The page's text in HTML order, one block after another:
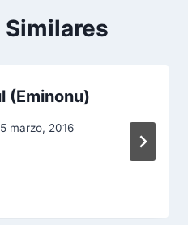
(Eminonu)
marzo, 2016